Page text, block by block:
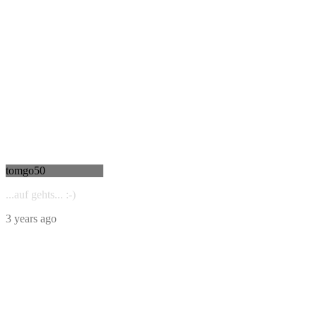
tomgo50
...auf gehts... :-)
3 years ago